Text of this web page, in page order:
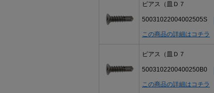
ピアス（皿Ｄ７
50031022004002505S
この商品の詳細はコチラ
ピアス（皿Ｄ７
5003102200400250B0
この商品の詳細はコチラ